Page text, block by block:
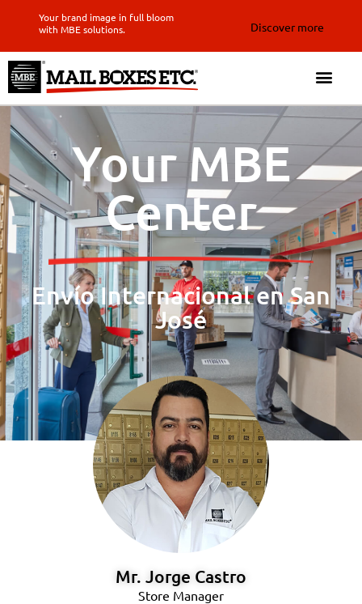
Your brand image in full bloom
with MBE solutions.
Discover more
Your MBE
Center
Envío Internacional en San
José
Mr. Jorge Castro
Store Manager